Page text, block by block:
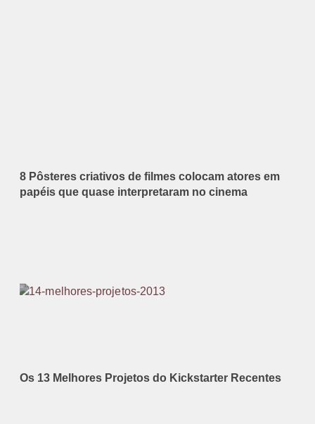
8 Pôsteres criativos de filmes colocam atores em
papéis que quase interpretaram no cinema
Os 13 Melhores Projetos do Kickstarter Recentes